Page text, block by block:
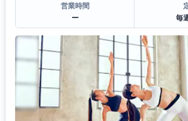
営業時間
ー
毎